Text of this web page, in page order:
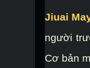
Jiuai
người
Cơ bản